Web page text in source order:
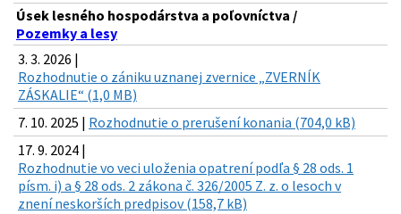
Úsek lesného hospodárstva a poľovníctva /
Pozemky a lesy
3. 3. 2026 |
Rozhodnutie o zániku uznanej zvernice „ZVERNÍK
ZÁSKALIE“ (1,0 MB)
7. 10. 2025 | Rozhodnutie o prerušení konania (704,0 kB)
17. 9. 2024 |
Rozhodnutie vo veci uloženia opatrení podľa § 28 ods. 1
písm. i) a § 28 ods. 2 zákona č. 326/2005 Z. z. o lesoch v
znení neskorších predpisov (158,7 kB)